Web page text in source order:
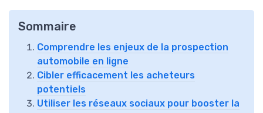
Sommaire
Comprendre les enjeux de la prospection
automobile en ligne
Cibler efficacement les acheteurs
potentiels
Utiliser les réseaux sociaux pour booster la